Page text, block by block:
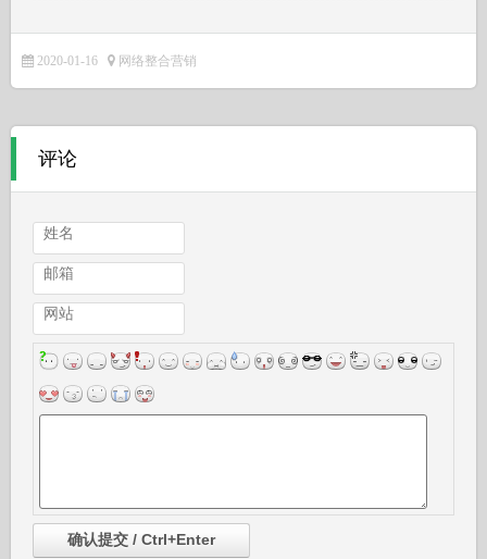
2020-01-16 网络整合营销
评论
姓名
邮箱
网站